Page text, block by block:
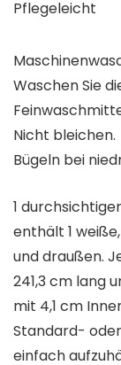
Pflegeleicht
Waschen Sie
Nicht bleichen.
Bügeln bei
1
enthält 1
und draußen.
241,3 cm lang
mit 4,1 cm
Standard-
einfach